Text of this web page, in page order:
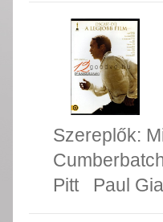
Szereplők:
Pitt
Paul